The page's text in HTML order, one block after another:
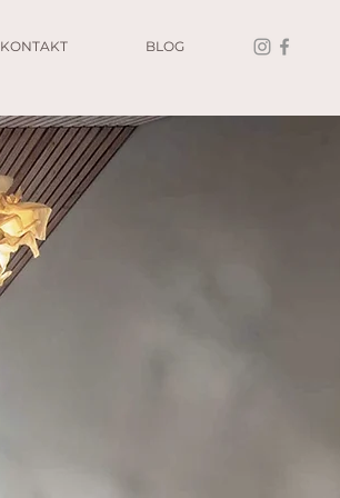
KONTAKT BLOG